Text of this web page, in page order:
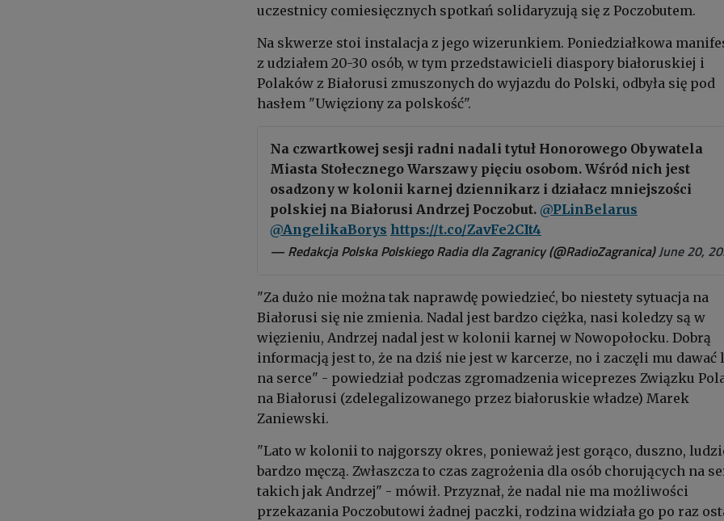
uczestnicy comiesięcznych spotkań solidaryzują się z Poczobutem.
Na skwerze stoi instalacja z jego wizerunkiem. Poniedziałkowa
z udziałem 20-30 osób, w tym przedstawicieli diaspory białoruskiej i
Polaków z Białorusi zmuszonych do wyjazdu do Polski, odbyła się pod
hasłem "Uwięziony za polskość".
Na czwartkowej sesji radni nadali tytuł Honorowego Obywatela
Miasta Stołecznego Warszawy pięciu osobom. Wśród nich jest
osadzony w kolonii karnej dziennikarz i działacz mniejszości
polskiej na Białorusi Andrzej Poczobut. @PLinBelarus
@AngelikaBorys https://t.co/ZavFe2CIt4
— Redakcja Polska Polskiego Radia dla Zagranicy (@RadioZagranica)June 20,
"Za dużo nie można tak naprawdę powiedzieć, bo niestety sytuacja na
Białorusi się nie zmienia. Nadal jest bardzo ciężka, nasi koledzy są w
więzieniu, Andrzej nadal jest w kolonii karnej w Nowopołocku. Dobrą
informacją jest to, że na dziś nie jest w karcerze, no i zaczęli mu dawać
na serce" - powiedział podczas zgromadzenia wiceprezes Związku
na Białorusi (zdelegalizowanego przez białoruskie władze) Marek
Zaniewski.
"Lato w kolonii to najgorszy okres, ponieważ jest gorąco, duszno,
bardzo męczą. Zwłaszcza to czas zagrożenia dla osób chorujących na
takich jak Andrzej" - mówił. Przyznał, że nadal nie ma możliwości
przekazania Poczobutowi żadnej paczki, rodzina widziała go po raz